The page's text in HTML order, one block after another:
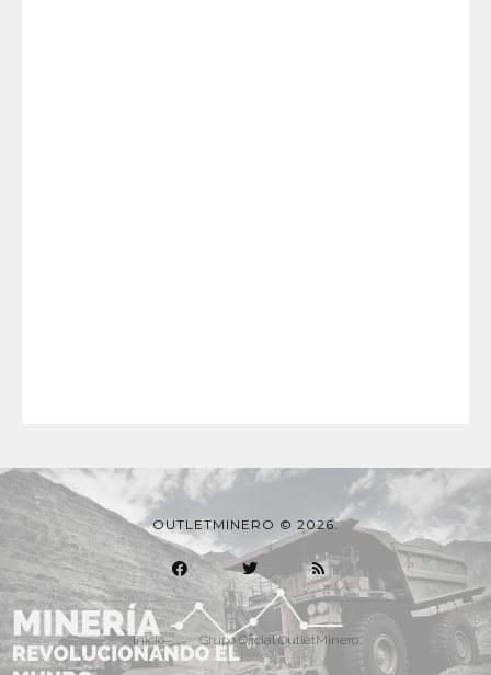
OUTLETMINERO © 2026.
Inicio Grupo Oficial OutletMinero